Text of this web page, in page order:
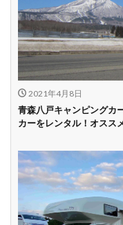
駅配車あり
配車サービスあり
ビジネス利用
貸し出しオプショ
ン充実
2021年4月8日
青森八戸キャンピングカ
カーをレンタル！オスス